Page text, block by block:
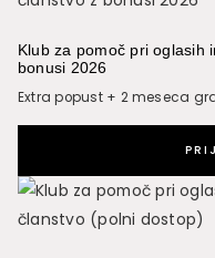
PRODAJO
DO
100.000€/mesec
(akcijska
cena)
Klub za pomoč pri oglasih
bonusi 2026
Extra popust + 2 meseca